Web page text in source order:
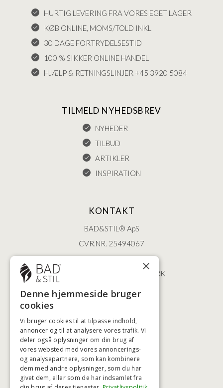
HURTIG LEVERING FRA VORES EGET LAGER
KØB ONLINE, MOMS/TOLD INKL
30 DAGE FORTRYDELSESTID
100 % SIKKER ONLINE HANDEL
HJÆLP & RETNINGSLINJER +45 3920 5084
TILMELD NYHEDSBREV
NYHEDER
TILBUD
ARTIKLER
INSPIRATION
KONTAKT
BAD&STIL® ApS
CVR.NR. 25494067
ØSTERBROGADE 202
2100 KØBENHAVN • DANMARK
+45 3920 5084
HØJESTE KREDITVÆRDIGHED
BETALINGSMULIGHEDER
×
Denne hjemmeside bruger
cookies
Vi bruger cookies til at tilpasse indhold,
annoncer og til at analysere vores trafik. Vi
deler også oplysninger om din brug af
vores websted med vores annoncerings-
og analysepartnere, som kan kombinere
dem med andre oplysninger, som du har
givet dem, eller som de har indsamlet fra